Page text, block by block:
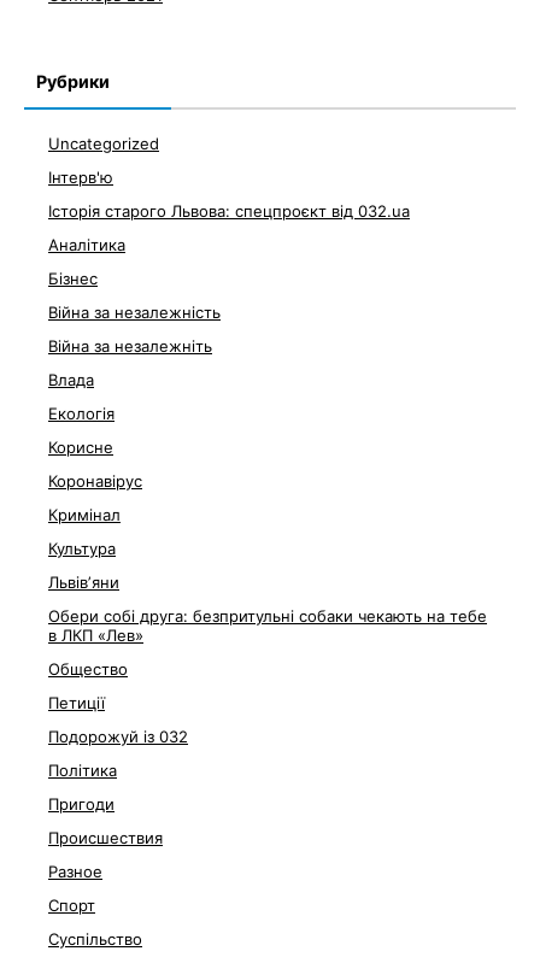
Рубрики
Uncategorized
Інтерв'ю
Історія старого Львова: спецпроєкт від 032.ua
Аналітика
Бізнес
Війна за незалежність
Війна за незалежніть
Влада
Екологія
Корисне
Коронавірус
Кримінал
Культура
Львівʼяни
Обери собі друга: безпритульні собаки чекають на тебе
в ЛКП «Лев»
Общество
Петиції
Подорожуй із 032
Політика
Пригоди
Происшествия
Разное
Спорт
Суспільство